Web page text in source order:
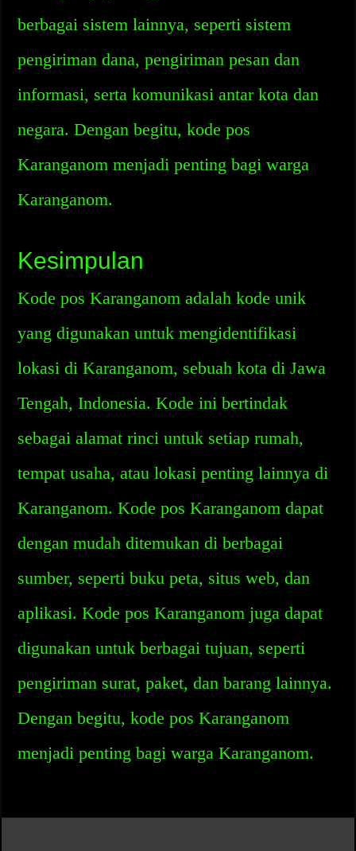
berbagai sistem lainnya, seperti sistem
pengiriman dana, pengiriman pesan dan
informasi, serta komunikasi antar kota dan
negara. Dengan begitu, kode pos
Karanganom menjadi penting bagi warga
Karanganom.
Kesimpulan
Kode pos Karanganom adalah kode unik
yang digunakan untuk mengidentifikasi
lokasi di Karanganom, sebuah kota di Jawa
Tengah, Indonesia. Kode ini bertindak
sebagai alamat rinci untuk setiap rumah,
tempat usaha, atau lokasi penting lainnya di
Karanganom. Kode pos Karanganom dapat
dengan mudah ditemukan di berbagai
sumber, seperti buku peta, situs web, dan
aplikasi. Kode pos Karanganom juga dapat
digunakan untuk berbagai tujuan, seperti
pengiriman surat, paket, dan barang lainnya.
Dengan begitu, kode pos Karanganom
menjadi penting bagi warga Karanganom.